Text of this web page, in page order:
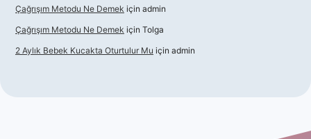
Çağrışım Metodu Ne Demek için admin
Çağrışım Metodu Ne Demek için Tolga
2 Aylık Bebek Kucakta Oturtulur Mu için admin